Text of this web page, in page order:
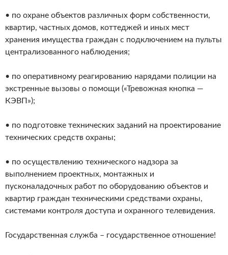
• по охране объектов различных форм собственности,
квартир, частных домов, коттеджей и иных мест
хранения имущества граждан с подключением на пульты
централизованного наблюдения;
• по оперативному реагированию нарядами полиции на
экстренные вызовы о помощи («Тревожная кнопка —
КЭВП»);
• по подготовке технических заданий на проектирование
технических средств охраны;
• по осуществлению технического надзора за
выполнением проектных, монтажных и
пусконаладочных работ по оборудованию объектов и
квартир граждан техническими средствами охраны,
системами контроля доступа и охранного телевидения.
Государственная служба – государственное отношение!